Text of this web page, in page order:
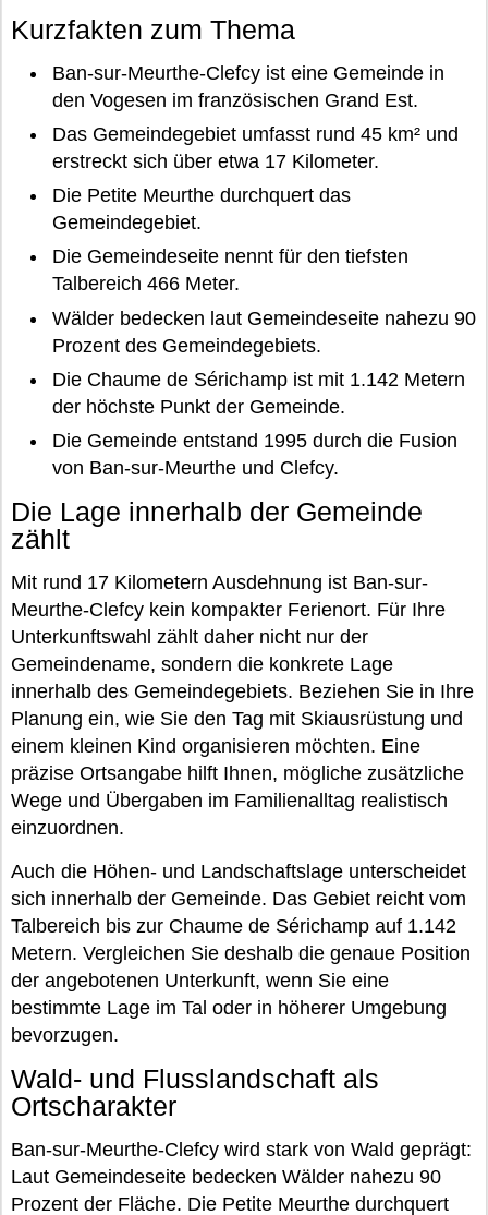
Kurzfakten zum Thema
Ban-sur-Meurthe-Clefcy ist eine Gemeinde in
den Vogesen im französischen Grand Est.
Das Gemeindegebiet umfasst rund 45 km² und
erstreckt sich über etwa 17 Kilometer.
Die Petite Meurthe durchquert das
Gemeindegebiet.
Die Gemeindeseite nennt für den tiefsten
Talbereich 466 Meter.
Wälder bedecken laut Gemeindeseite nahezu 90
Prozent des Gemeindegebiets.
Die Chaume de Sérichamp ist mit 1.142 Metern
der höchste Punkt der Gemeinde.
Die Gemeinde entstand 1995 durch die Fusion
von Ban-sur-Meurthe und Clefcy.
Die Lage innerhalb der Gemeinde
zählt
Mit rund 17 Kilometern Ausdehnung ist Ban-sur-
Meurthe-Clefcy kein kompakter Ferienort. Für Ihre
Unterkunftswahl zählt daher nicht nur der
Gemeindename, sondern die konkrete Lage
innerhalb des Gemeindegebiets. Beziehen Sie in Ihre
Planung ein, wie Sie den Tag mit Skiausrüstung und
einem kleinen Kind organisieren möchten. Eine
präzise Ortsangabe hilft Ihnen, mögliche zusätzliche
Wege und Übergaben im Familienalltag realistisch
einzuordnen.
Auch die Höhen- und Landschaftslage unterscheidet
sich innerhalb der Gemeinde. Das Gebiet reicht vom
Talbereich bis zur Chaume de Sérichamp auf 1.142
Metern. Vergleichen Sie deshalb die genaue Position
der angebotenen Unterkunft, wenn Sie eine
bestimmte Lage im Tal oder in höherer Umgebung
bevorzugen.
Wald- und Flusslandschaft als
Ortscharakter
Ban-sur-Meurthe-Clefcy wird stark von Wald geprägt:
Laut Gemeindeseite bedecken Wälder nahezu 90
Prozent der Fläche. Die Petite Meurthe durchquert